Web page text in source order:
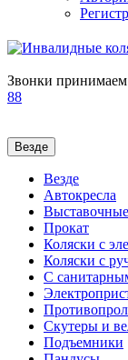
Звонки принимаем
88
Везде
Везде
Автокресла
Прокат
Коляски с
Коляски с
С
Скутеры и
Подъемники